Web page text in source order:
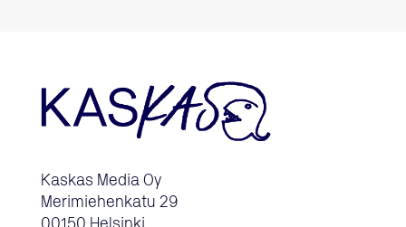
Kaskas Media Oy
Merimiehenkatu 29